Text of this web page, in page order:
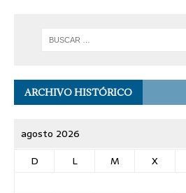
ARCHIVO HISTÓRICO
agosto 2026
D
L M X